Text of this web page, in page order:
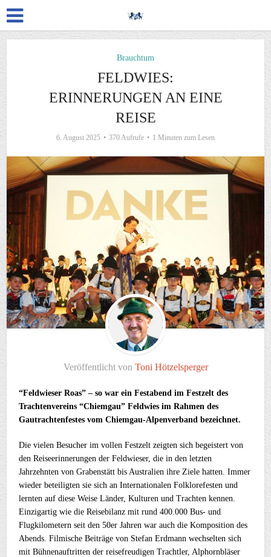
Brauchtum
FELDWIES:
ERINNERUNGEN AN EINE
REISE
6. August 2025 370 Aufrufe 1 Minuten zum Lesen
Veröffentlicht von Toni Hötzelsperger
“Feldwieser Roas” – so war ein Festabend im Festzelt des
Trachtenvereins “Chiemgau” Feldwies im Rahmen des
Gautrachtenfestes vom Chiemgau-Alpenverband bezeichnet.
Die vielen Besucher im vollen Festzelt zeigten sich begeistert von
den Reiseerinnerungen der Feldwieser, die in den letzten
Jahrzehnten von Grabenstätt bis Australien ihre Ziele hatten. Immer
wieder beteiligten sie sich an Internationalen Folklorefesten und
lernten auf diese Weise Länder, Kulturen und Trachten kennen.
Einzigartig wie die Reisebilanz mit rund 400.000 Bus- und
Flugkilometern seit den 50er Jahren war auch die Komposition des
Abends. Filmische Beiträge von Stefan Erdmann wechselten sich
mit Bühnenauftritten der reisefreudigen Trachtler, Alphornbläser